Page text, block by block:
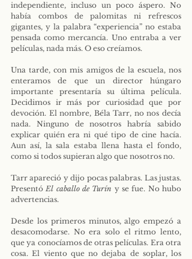
independiente, incluso un poco áspero. No
había combos de palomitas ni refrescos
gigantes, y la palabra “experiencia” no estaba
pensada como mercancía. Uno entraba a ver
películas, nada más. O eso creíamos.
Una tarde, con mis amigos de la escuela, nos
enteramos de que un director húngaro
importante presentaría su última película.
Decidimos ir más por curiosidad que por
devoción. El nombre, Béla Tarr, no nos decía
nada. Ninguno de nosotros habría sabido
explicar quién era ni qué tipo de cine hacía.
Aun así, la sala estaba llena hasta el fondo,
como si todos supieran algo que nosotros no.
Tarr apareció y dijo pocas palabras. Las justas.
Presentó El caballo de Turín y se fue. No hubo
advertencias.
Desde los primeros minutos, algo empezó a
desacomodarse. No era solo el ritmo lento,
que ya conocíamos de otras películas. Era otra
cosa. El viento que no dejaba de soplar, los